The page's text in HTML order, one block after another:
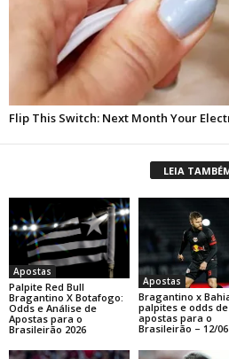
LEIA
Apostas
Palpite Red Bull
Bragantino X Botafogo:
Odds e Análise de
Apostas para o
Brasileirão 2026
Apostas
Bragantino x
palpites e odds de
apostas para o
Brasileirão – 12/06